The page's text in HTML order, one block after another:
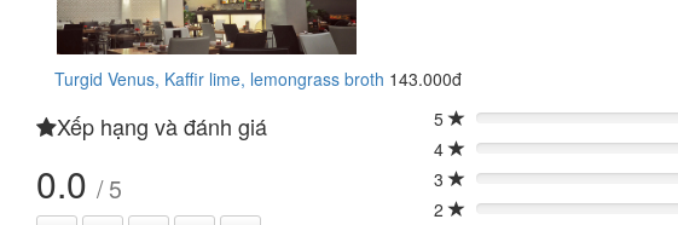
Turgid Venus, Kaffir lime, lemongrass broth 143.000đ
Xếp hạng và đánh giá
0.0 / 5
5 0%
4
0%
3
0%
2
0%